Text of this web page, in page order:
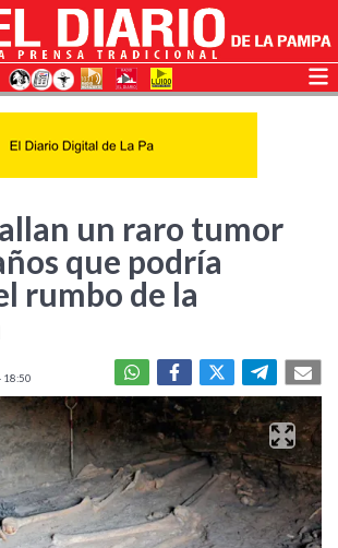
un raro tumor
que podría
rumbo de la
18:50